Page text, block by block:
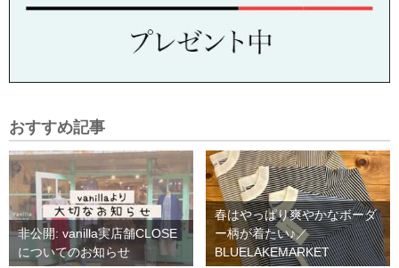
おすすめ記事
非公開: vanilla実店舗CLOSE
についてのお知らせ
春はやっぱり爽やかなボーダ
ー柄が着たい♪／
BLUELAKEMARKET